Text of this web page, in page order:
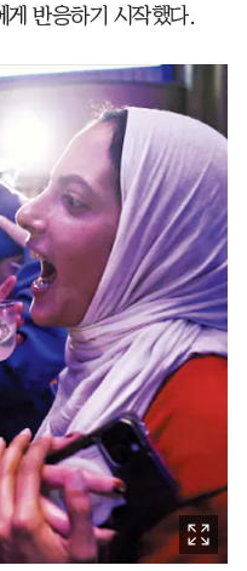
게 반응하기 시작했다.